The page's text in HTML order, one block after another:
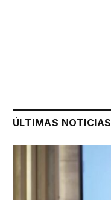
ÚLTIMAS NOTICIAS